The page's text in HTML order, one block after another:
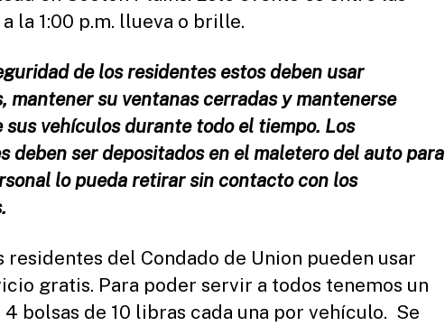
a la 1:00 p.m. llueva o brille.
de los residentes estos deben usar
mantener su ventanas cerradas y mantenerse
sus vehículos durante todo el tiempo. Los
deben ser depositados en el maletero del auto para
lo pueda retirar sin contacto con los
residentes del Condado de Union pueden usar
gratis. Para poder servir a todos tenemos un
bolsas de 10 libras cada una por vehículo. Se